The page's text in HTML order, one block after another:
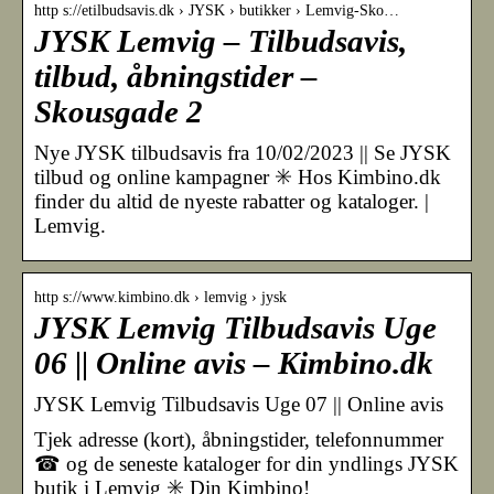
http s://etilbudsavis.dk › JYSK › butikker › Lemvig-Sko…
JYSK Lemvig – Tilbudsavis,
tilbud, åbningstider –
Skousgade 2
Nye JYSK tilbudsavis fra 10/02/2023 || Se JYSK
tilbud og online kampagner ✳️ Hos Kimbino.dk
finder du altid de nyeste rabatter og kataloger. |
Lemvig.
http s://www.kimbino.dk › lemvig › jysk
JYSK Lemvig Tilbudsavis Uge
06 || Online avis – Kimbino.dk
JYSK Lemvig Tilbudsavis Uge 07 || Online avis
Tjek adresse (kort), åbningstider, telefonnummer
☎ og de seneste kataloger for din yndlings JYSK
butik i Lemvig ✳️ Din Kimbino!